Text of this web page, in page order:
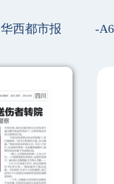
华西都市报 -